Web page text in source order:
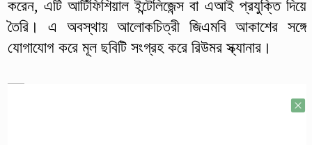
করেন, এটি আর্টিফিশিয়াল ইন্টেলিজেন্স বা এআই প্রযুক্তি দিয়ে
তৈরি। এ অবস্থায় আলোকচিত্রী জিএমবি আকাশের সঙ্গে
যোগাযোগ করে মূল ছবিটি সংগ্রহ করে রিউমর স্ক্যানার।